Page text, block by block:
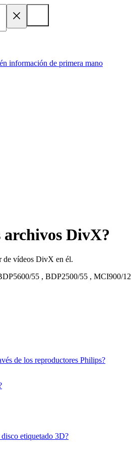
información de primera mano
DivX?
de vídeos DivX en él.
55 , BDP2500/55 , MCI900/12
de los reproductores Philips?
etiquetado 3D?